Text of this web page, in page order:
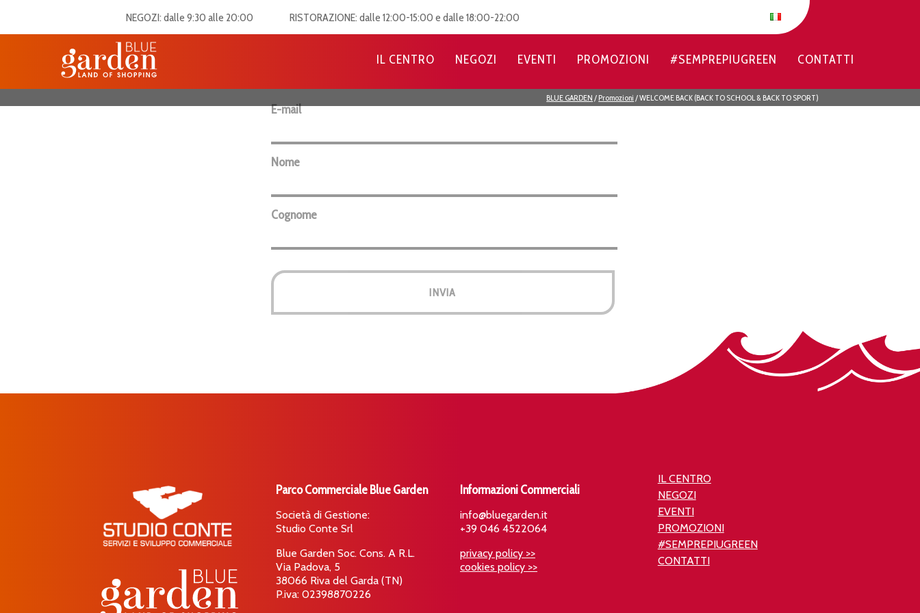
NEGOZI: dalle 9:30 alle 20:00 RISTORAZIONE: dalle 12:00-15:00 e dalle 18:00-22:00
IL CENTRO NEGOZI EVENTI PROMOZIONI #SEMPREPIUGREEN CONTATTI
BLUE GARDEN / Promozioni /WELCOME BACK (BACK TO SCHOOL & BACK TO SPORT)
E-mail
Nome
Cognome
Parco Commerciale Blue Garden
Società di Gestione:
Studio Conte Srl
Blue Garden Soc. Cons. A R.L.
Via Padova, 5
38066 Riva del Garda (TN)
P.iva: 02398870226
Informazioni Commerciali
info@bluegarden.it
+39 046 4522064
privacy policy >>
cookies policy >>
IL CENTRO
NEGOZI
EVENTI
PROMOZIONI
#SEMPREPIUGREEN
CONTATTI